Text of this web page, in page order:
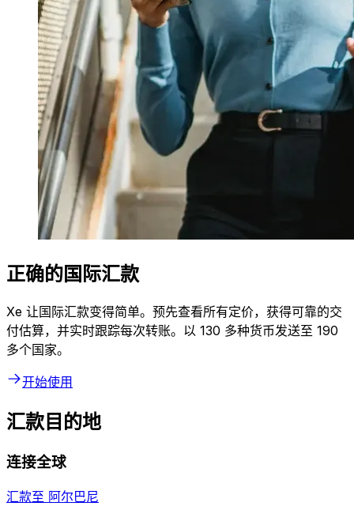
正确的国际汇款
Xe 让国际汇款变得简单。预先查看所有定价，获得可靠的交
付估算，并实时跟踪每次转账。以 130 多种货币发送至 190
多个国家。
开始使用
汇款目的地
连接全球
汇款至 阿尔巴尼